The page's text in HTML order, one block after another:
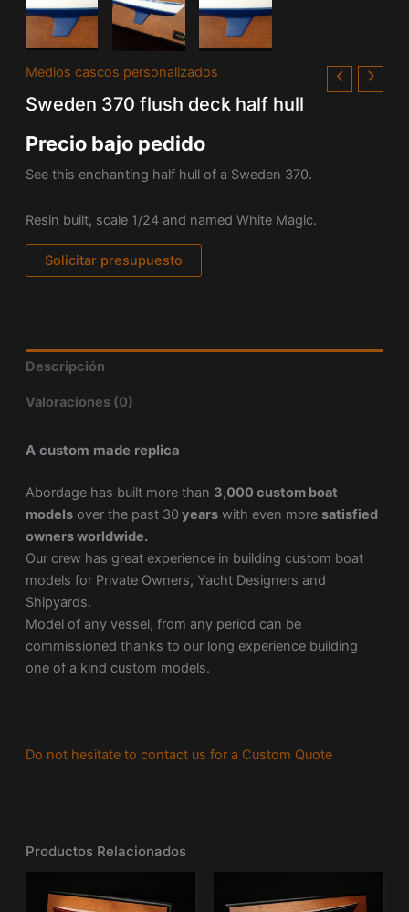
Medios cascos personalizados
Sweden 370 flush deck half hull
Precio bajo pedido
See this enchanting half hull of a Sweden 370.
Resin built, scale 1/24 and named White Magic.
Solicitar presupuesto
Descripción
Valoraciones (0)
A custom made replica
Abordage has built more than 3,000 custom boat
modelsover the past 30 yearswith even more satisfied
owners worldwide.
Our crew has great experience in building custom boat
models for Private Owners, Yacht Designers and
Shipyards.
Model of any vessel, from any period can be
commissioned thanks to our long experience building
one of a kind custom models.
Do not hesitate to contact us for a Custom Quote
Productos Relacionados